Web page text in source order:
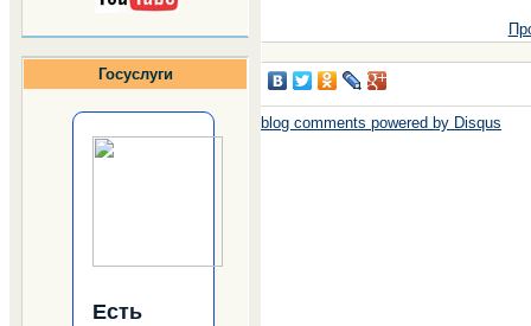
Госуслуги
Есть
blog comments powered by Disqus